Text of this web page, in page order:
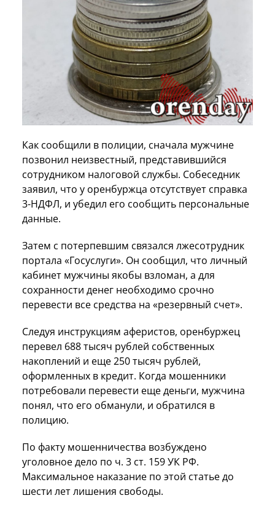
Как сообщили в полиции, сначала мужчине
позвонил неизвестный, представившийся
сотрудником налоговой службы. Собеседник
заявил, что у оренбуржца отсутствует справка
3-НДФЛ, и убедил его сообщить персональные
данные.
Затем с потерпевшим связался лжесотрудник
портала «Госуслуги». Он сообщил, что личный
кабинет мужчины якобы взломан, а для
сохранности денег необходимо срочно
перевести все средства на «резервный счет».
Следуя инструкциям аферистов, оренбуржец
перевел 688 тысяч рублей собственных
накоплений и еще 250 тысяч рублей,
оформленных в кредит. Когда мошенники
потребовали перевести еще деньги, мужчина
понял, что его обманули, и обратился в
полицию.
По факту мошенничества возбуждено
уголовное дело по ч. 3 ст. 159 УК РФ.
Максимальное наказание по этой статье до
шести лет лишения свободы.